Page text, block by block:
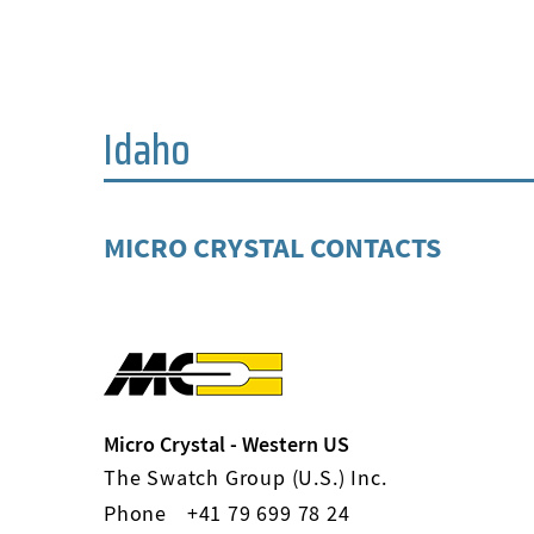
Idaho
MICRO CRYSTAL CONTACTS
Micro Crystal - Western US
The Swatch Group (U.S.) Inc.
Phone
+41 79 699 78 24